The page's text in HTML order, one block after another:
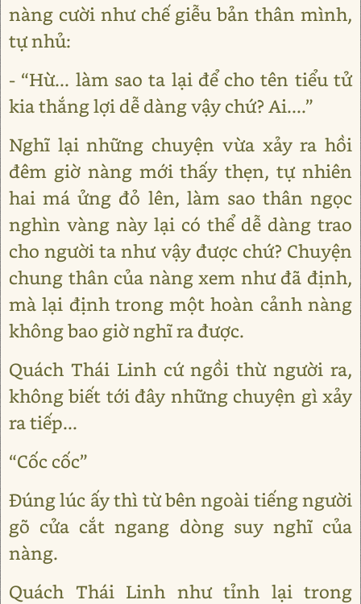
nàng cười như chế giễu bản thân mình,
tự nhủ:
- “Hừ... làm sao ta lại để cho tên tiểu tử
kia thắng lợi dễ dàng vậy chứ? Ai....”
Nghĩ lại những chuyện vừa xảy ra hồi
đêm giờ nàng mới thấy thẹn, tự nhiên
hai má ửng đỏ lên, làm sao thân ngọc
nghìn vàng này lại có thể dễ dàng trao
cho người ta như vậy được chứ? Chuyện
chung thân của nàng xem như đã định,
mà lại định trong một hoàn cảnh nàng
không bao giờ nghĩ ra được.
Quách Thái Linh cứ ngồi thừ người ra,
không biết tới đây những chuyện gì xảy
ra tiếp...
“Cốc cốc”
Đúng lúc ấy thì từ bên ngoài tiếng người
gõ cửa cắt ngang dòng suy nghĩ của
nàng.
Quách Thái Linh như tỉnh lại trong